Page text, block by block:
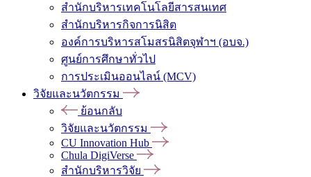
สำนักบริหารเทคโนโลยีสารสนเทศ
สำนักบริหารกิจการนิสิต
องค์การบริหารสโมสรนิสิตจุฬาฯ (อบจ.)
ศูนย์การศึกษาทั่วไป
การประเมินออนไลน์ (MCV)
วิจัยและนวัตกรรม
ย้อนกลับ
วิจัยและนวัตกรรม
CU Innovation Hub
Chula DigiVerse
สำนักบริหารวิจัย